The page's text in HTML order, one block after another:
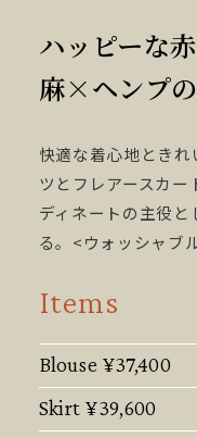
ハッピーな
麻×ヘンプ
快適な着心地とき
ツとフレアースカ
ディネートの主役
る。<ウォッシャブ
Items
Blouse ¥37,400
Skirt ¥39,600